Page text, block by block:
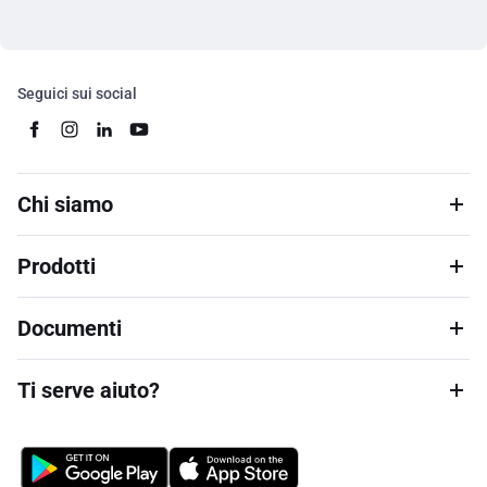
Seguici sui social
Chi siamo
Prodotti
Documenti
Ti serve aiuto?